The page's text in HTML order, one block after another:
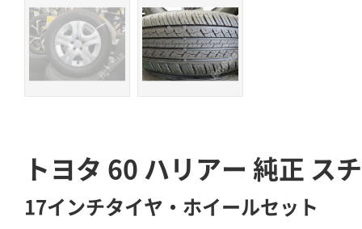
トヨタ 60 ハリアー 純正 ス
17インチタイヤ・ホイールセット